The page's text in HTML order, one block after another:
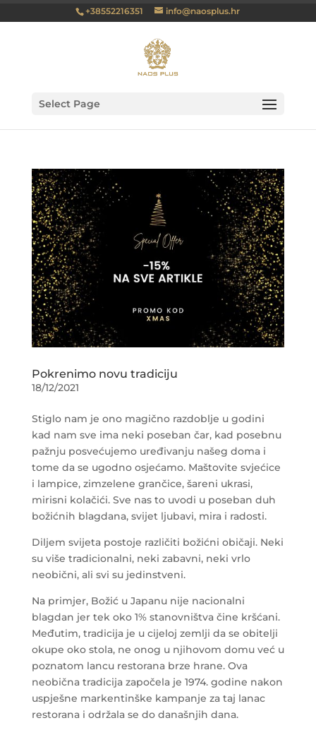
+38552216351 info@naosplus.hr
Select Page
Pokrenimo novu tradiciju
18/12/2021
Stiglo nam je ono magično razdoblje u godini
kad nam sve ima neki poseban čar, kad posebnu
pažnju posvećujemo uređivanju našeg doma i
tome da se ugodno osjećamo. Maštovite svjećice
i lampice, zimzelene grančice, šareni ukrasi,
mirisni kolačići. Sve nas to uvodi u poseban duh
božićnih blagdana, svijet ljubavi, mira i radosti.
Diljem svijeta postoje različiti božićni običaji. Neki
su više tradicionalni, neki zabavni, neki vrlo
neobični, ali svi su jedinstveni.
Na primjer, Božić u Japanu nije nacionalni
blagdan jer tek oko 1% stanovništva čine kršćani.
Međutim, tradicija je u cijeloj zemlji da se obitelji
okupe oko stola, ne onog u njihovom domu već u
poznatom lancu restorana brze hrane. Ova
neobična tradicija započela je 1974. godine nakon
uspješne markentinške kampanje za taj lanac
restorana i održala se do današnjih dana.